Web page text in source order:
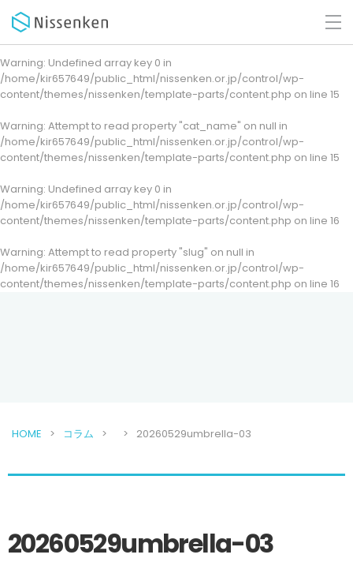
Warning: Undefined array key 0 in
/home/kir657649/public_html/nissenken.or.jp/control/wp-
content/themes/nissenken/template-parts/content.php on line 15
Warning: Attempt to read property "cat_name" on null in
/home/kir657649/public_html/nissenken.or.jp/control/wp-
content/themes/nissenken/template-parts/content.php on line 15
Warning: Undefined array key 0 in
/home/kir657649/public_html/nissenken.or.jp/control/wp-
content/themes/nissenken/template-parts/content.php on line 16
Warning: Attempt to read property "slug" on null in
/home/kir657649/public_html/nissenken.or.jp/control/wp-
content/themes/nissenken/template-parts/content.php on line 16
HOME コラム 20260529umbrella-03
20260529umbrella-03